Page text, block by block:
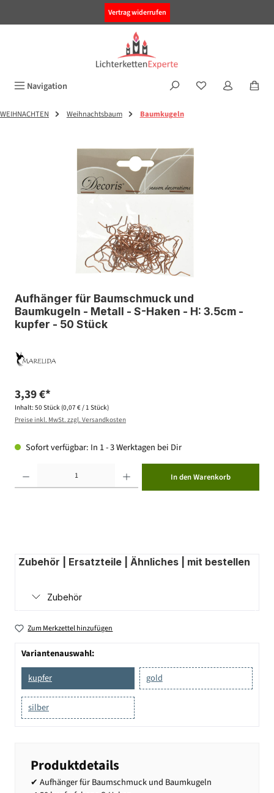
Vertrag widerrufen
Navigation
WEIHNACHTEN Weihnachtsbaum Baumkugeln
Bildergalerie überspringen
Aufhänger für Baumschmuck und
Baumkugeln - Metall - S-Haken - H: 3.5cm -
kupfer - 50 Stück
3,39 €*
Inhalt: 50 Stück (0,07 € / 1 Stück)
Preise inkl. MwSt. zzgl. Versandkosten
Sofort verfügbar: In 1 - 3 Werktagen bei Dir
In den Warenkorb
Zubehör | Ersatzteile | Ähnliches | mit bestellen
Zubehör
Zum Merkzettel hinzufügen
Variantenauswahl:
kupfer
gold
silber
Produktdetails
✔ Aufhänger für Baumschmuck und Baumkugeln